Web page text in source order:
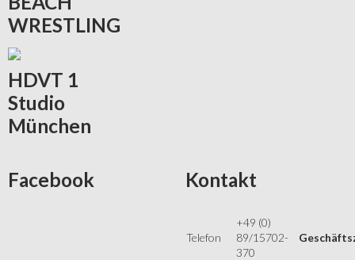
WRESTLING
HDVT 1
Studio
München
Facebook Kontakt
Telefon
+49 (0)
89/15702-
370